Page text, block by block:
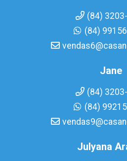
(84)
(84)
Jane
(84)
(84)
Julyana